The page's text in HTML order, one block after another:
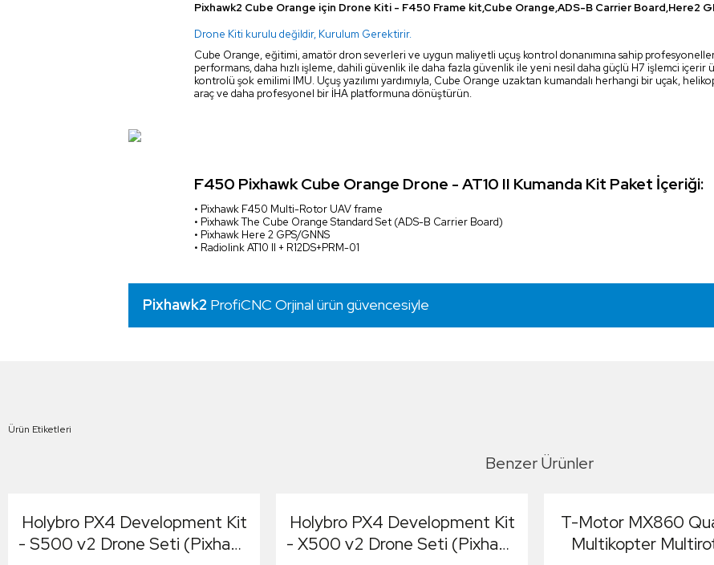
Pixhawk2 Cube Orange için Drone Kiti - F450 Frame kit,Cube Orange,ADS-B Carrier Board,Here2
Drone Kiti kurulu değildir, Kurulum Gerektirir.
Cube Orange, eğitimi, amatör dron severleri ve uygun maliyetli uçuş kontrol donanımına sahip
performans, daha hızlı işleme, dahili güvenlik ile daha fazla güvenlik ile yeni nesil daha güçlü H7 işlemci içerir
kontrolü şok emilimi IMU. Uçuş yazılımı yardımıyla, Cube Orange uzaktan kumandalı herhangi bir uçak,
araç ve daha profesyonel bir İHA platformuna dönüştürün.
F450 Pixhawk Cube Orange Drone - AT10 II Kumanda Kit Paket İçeriği:
• Pixhawk F450 Multi-Rotor UAV frame
• Pixhawk The Cube Orange Standard Set (ADS-B Carrier Board)
• Pixhawk Here 2 GPS/GNNS
• Radiolink AT10 II + R12DS+PRM-01
Pixhawk2 ProfiCNC Orjinal ürün güvencesiyle
Ürün Etiketleri
Benzer Ürünler
Holybro PX4 Development Kit
- S500 v2 Drone Seti (Pixhawk
Holybro PX4 Development Kit
- X500 v2 Drone Seti (Pixhawk
T-Motor MX860
Multikopter